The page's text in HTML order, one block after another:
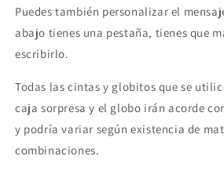
Puedes también personalizar el
abajo tienes una pestaña, tienes que
escribirlo.
Todas las cintas y globitos que se
caja sorpresa y el globo irán acorde
y podría variar según existencia de
combinaciones.